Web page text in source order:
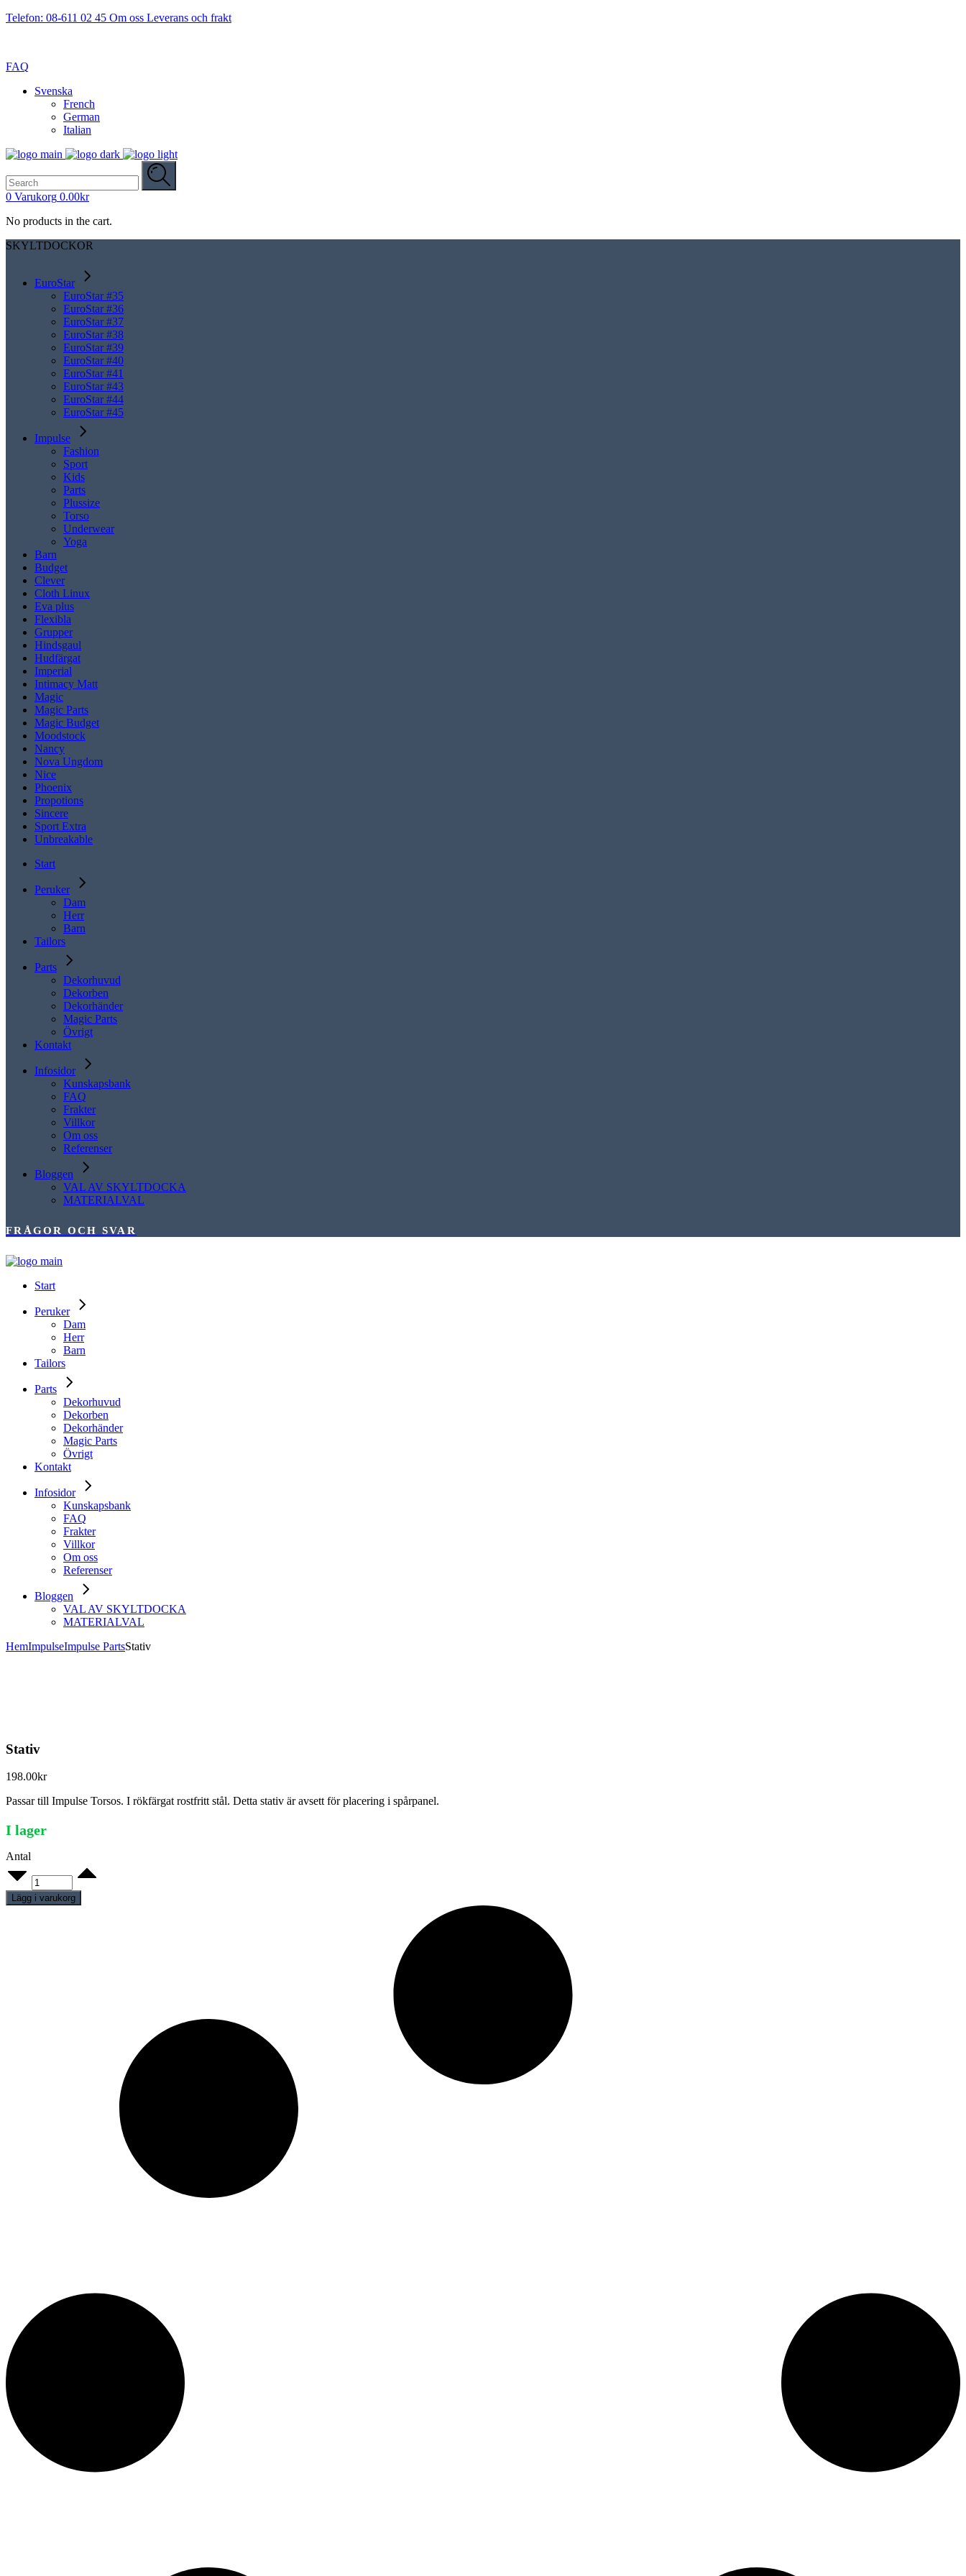
Telefon: 08-611 02 45 Om oss Leverans och frakt
FAQ
Svenska
French
German
Italian
for:
0 Varukorg 0.00kr
No products in the cart.
SKYLTDOCKOR
EuroStar
EuroStar #35
EuroStar #36
EuroStar #37
EuroStar #38
EuroStar #39
EuroStar #40
EuroStar #41
EuroStar #43
EuroStar #44
EuroStar #45
Impulse
Fashion
Sport
Kids
Parts
Plussize
Torso
Underwear
Yoga
Barn
Budget
Clever
Cloth Linux
Eva plus
Flexibla
Grupper
Hindsgaul
Hudfärgat
Imperial
Intimacy Matt
Magic
Magic Parts
Magic Budget
Moodstock
Nancy
Nova Ungdom
Nice
Phoenix
Propotions
Sincere
Sport Extra
Unbreakable
Start
Peruker
Dam
Herr
Barn
Tailors
Parts
Dekorhuvud
Dekorben
Dekorhänder
Magic Parts
Övrigt
Kontakt
Infosidor
Kunskapsbank
FAQ
Frakter
Villkor
Om oss
Referenser
Bloggen
VAL AV SKYLTDOCKA
MATERIALVAL
FRÅGOR OCH SVAR
Start
Peruker
Dam
Herr
Barn
Tailors
Parts
Dekorhuvud
Dekorben
Dekorhänder
Magic Parts
Övrigt
Kontakt
Infosidor
Kunskapsbank
FAQ
Frakter
Villkor
Om oss
Referenser
Bloggen
VAL AV SKYLTDOCKA
MATERIALVAL
HemImpulseImpulse PartsStativ
Stativ
198.00kr
Passar till Impulse Torsos. I rökfärgat rostfritt stål. Detta stativ är avsett för placering i spårpanel.
I lager
Antal
Stativ
quantity
Lägg i varukorg